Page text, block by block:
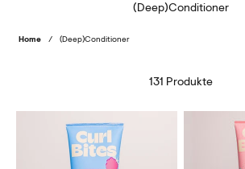
(Deep)Conditioner
Home / (Deep)Conditioner
131 Produkte